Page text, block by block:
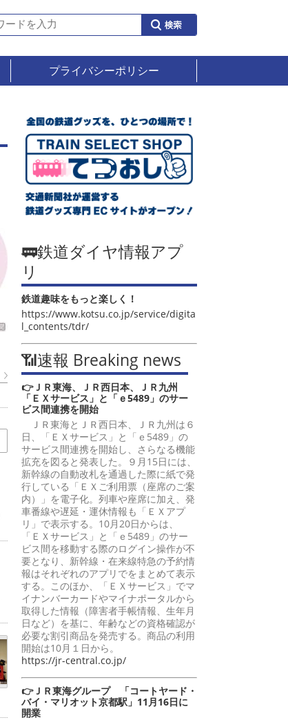
プライバシーポリシー
🚃鉄道ダイヤ情報アプ
リ
鉄道趣味をもっと楽しく！
https://www.kotsu.co.jp/service/digita
l_contents/tdr/
📶速報 Breaking news
👉ＪＲ東海、ＪＲ西日本、ＪＲ九州
「ＥＸサービス」と「ｅ5489」のサー
ビス間連携を開始
ＪＲ東海とＪＲ西日本、ＪＲ九州は６
日、「ＥＸサービス」と「ｅ5489」の
サービス間連携を開始し、さらなる機能
拡充を図ると発表した。９月15日には、
新幹線の自動改札を通過した際に紙で発
行している「ＥＸご利用票（座席のご案
内）」を電子化。列車や座席に加え、発
車番線や遅延・運休情報も「ＥＸアプ
リ」で表示する。10月20日からは、
「ＥＸサービス」と「ｅ5489」のサー
ビス間を移動する際のログイン操作が不
要となり、新幹線・在来線特急の予約情
報はそれぞれのアプリでをまとめて表示
する。このほか、「ＥＸサービス」でマ
イナンバーカードやマイナポータルから
取得した情報（障害者手帳情報、生年月
日など）を基に、年齢などの資格確認が
必要な割引商品を発売する。商品の利用
開始は10月１日から。
https://jr-central.co.jp/
👉ＪＲ東海グループ 「コートヤード・
バイ・マリオット京都駅」11月16日に
開業